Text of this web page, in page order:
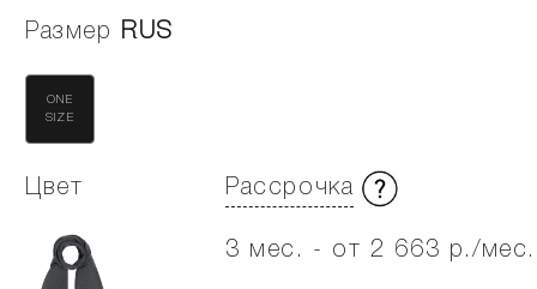
Размер RUS
ONE
SIZE
Цвет Рассрочка
3 мес. - от 2 663 р./мес.